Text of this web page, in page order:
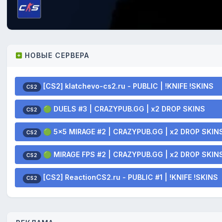
НОВЫЕ СЕРВЕРА
CS2 [CS2] klatchevo-cs2.ru - PUBLIC | !KNIFE !SKINS
CS2 🟢 DUELS #3 | CRAZYPUB.GG | x2 DROP SKINS
CS2 🟢 5x5 MIRAGE #2 | CRAZYPUB.GG | x2 DROP
CS2 🟢 MIRAGE FPS #2 | CRAZYPUB.GG | x2 DROP
CS2 [CS2] ReactionCS2.ru - PUBLIC #1 | !KNIFE !SKINS